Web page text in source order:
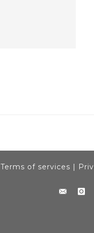
Terms of services |